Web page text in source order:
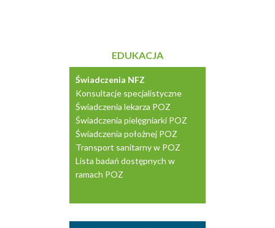
EDUKACJA
Świadczenia NFZ
Konsultacje specjalistyczne
Świadczenia lekarza POZ
Świadczenia pielęgniarki POZ
Świadczenia położnej POZ
Transport sanitarny w POZ
Lista badań dostępnych w
ramach POZ